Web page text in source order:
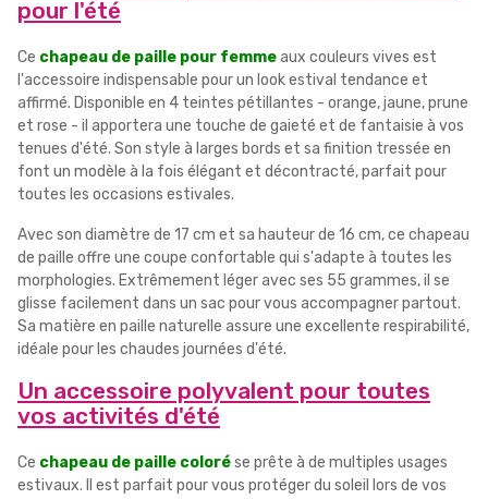
pour l'été
Ce chapeau de paille pour femmeaux couleurs vives est
l'accessoire indispensable pour un look estival tendance et
affirmé. Disponible en 4 teintes pétillantes - orange, jaune, prune
et rose - il apportera une touche de gaieté et de fantaisie à vos
tenues d'été. Son style à larges bords et sa finition tressée en
font un modèle à la fois élégant et décontracté, parfait pour
toutes les occasions estivales.
Avec son diamètre de 17 cm et sa hauteur de 16 cm, ce chapeau
de paille offre une coupe confortable qui s'adapte à toutes les
morphologies. Extrêmement léger avec ses 55 grammes, il se
glisse facilement dans un sac pour vous accompagner partout.
Sa matière en paille naturelle assure une excellente respirabilité,
idéale pour les chaudes journées d'été.
Un accessoire polyvalent pour toutes
vos activités d'été
Ce chapeau de paille colorése prête à de multiples usages
estivaux. Il est parfait pour vous protéger du soleil lors de vos